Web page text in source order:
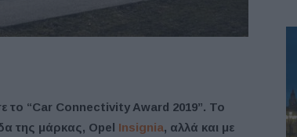
το “Car Connectivity Award 2019”. Το
της μάρκας, Opel Insignia, αλλά και με